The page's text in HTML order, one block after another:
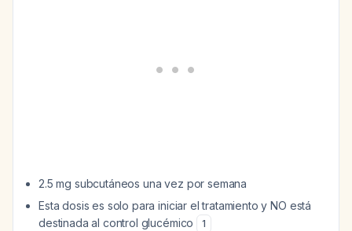
2.5 mg subcutáneos una vez por semana
Esta dosis es solo para iniciar el tratamiento y NO está
destinada al control glucémico
1